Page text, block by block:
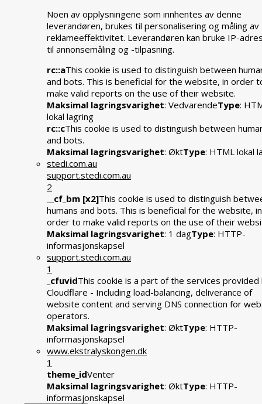
Noen av opplysningene som innhentes av denne
leverandøren, brukes til personalisering og måling av
reklameeffektivitet. Leverandøren kan bruke IP-
til annonsemåling og -tilpasning.
rc::aThis cookie is used to distinguish between
and bots. This is beneficial for the website, in order
make valid reports on the use of their website.
Maksimal lagringsvarighet: VedvarendeType:
lokal lagring
rc::cThis cookie is used to distinguish between
and bots.
Maksimal lagringsvarighet: ØktType: HTML lokal
stedi.com.au
support.stedi.com.au
2
__cf_bm [x2]This cookie is used to distinguish
humans and bots. This is beneficial for the website, in
order to make valid reports on the use of their
Maksimal lagringsvarighet: 1 dagType: HTTP-
informasjonskapsel
support.stedi.com.au
1
_cfuvidThis cookie is a part of the services provided
Cloudflare - Including load-balancing, deliverance of
website content and serving DNS connection for
operators.
Maksimal lagringsvarighet: ØktType: HTTP-
informasjonskapsel
www.ekstralyskongen.dk
1
theme_idVenter
Maksimal lagringsvarighet: ØktType: HTTP-
informasjonskapsel